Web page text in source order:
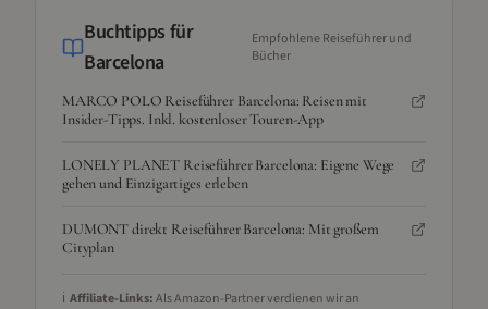
Buchtipps für
Barcelona
Empfohlene Reiseführer und
Bücher
MARCO POLO Reiseführer Barcelona: Reisen mit
Insider-Tipps. Inkl. kostenloser Touren-App
LONELY PLANET Reiseführer Barcelona: Eigene Wege
gehen und Einzigartiges erleben
DUMONT direkt Reiseführer Barcelona: Mit großem
Cityplan
ℹ️ Affiliate-Links:Als Amazon-Partner verdienen wir an